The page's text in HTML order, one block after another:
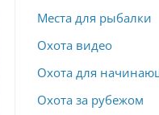
Места для рыбалки
Охота видео
Охота для
Охота за рубежом